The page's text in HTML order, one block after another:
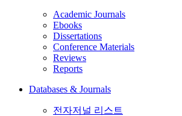
Academic Journals
Ebooks
Dissertations
Conference Materials
Reviews
Reports
Databases & Journals
전자저널 리스트